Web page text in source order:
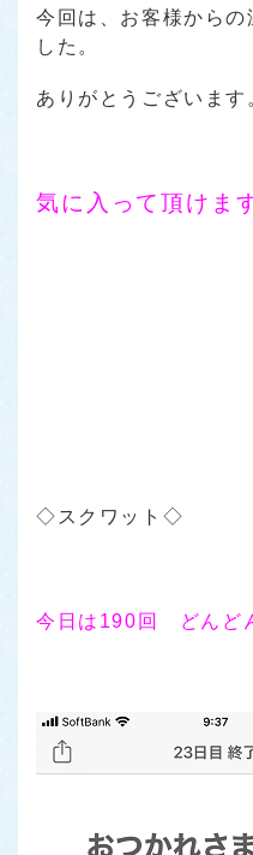
今回は、お客様からの
した。
ありがとうございます
気に入って頂けま
◇スクワット◇
今日は190回 どんど